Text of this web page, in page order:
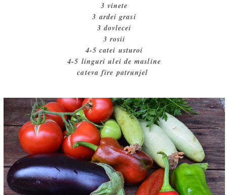
3 vinete
3 ardei grasi
3 dovlecei
3 rosii
4-5 catei usturoi
4-5 linguri ulei de masline
cateva fire patrunjel